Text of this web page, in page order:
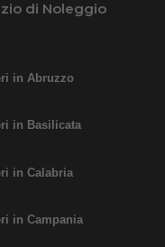
di Noleggio
in Abruzzo
in Basilicata
in Calabria
in Campania